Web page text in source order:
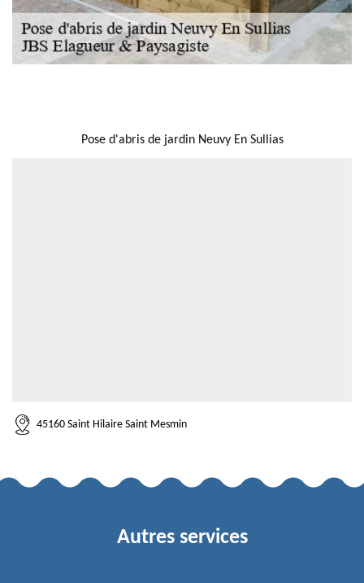
Pose d'abris de jardin Neuvy En Sullias
45160 Saint Hilaire Saint Mesmin
Autres services